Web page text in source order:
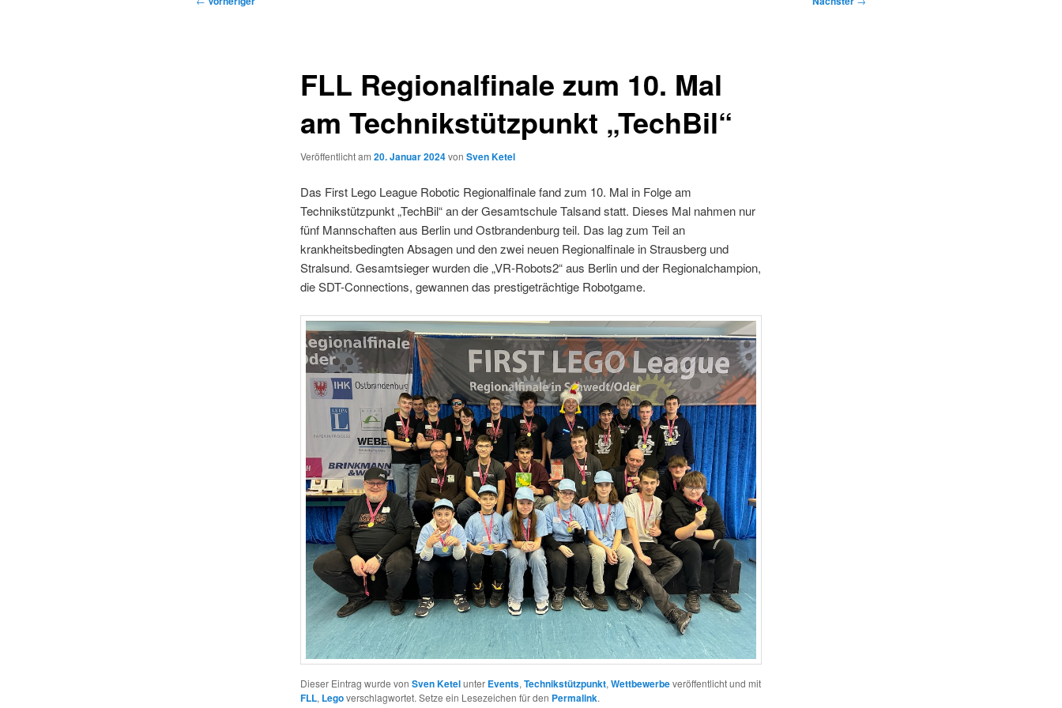
FLL Regionalfinale zum 10. Mal
am Technikstützpunkt „TechBil“
Veröffentlicht am 20. Januar 2024von Sven Ketel
Das First Lego League Robotic Regionalfinale fand zum 10. Mal in Folge am
Technikstützpunkt „TechBil“ an der Gesamtschule Talsand statt. Dieses Mal nahmen nur
fünf Mannschaften aus Berlin und Ostbrandenburg teil. Das lag zum Teil an
krankheitsbedingten Absagen und den zwei neuen Regionalfinale in Strausberg und
Stralsund. Gesamtsieger wurden die „VR-Robots2“ aus Berlin und der Regionalchampion,
die SDT-Connections, gewannen das prestigeträchtige Robotgame.
Dieser Eintrag wurde von Sven Ketelunter Events, Technikstützpunkt, Wettbewerbeveröffentlicht und mit
FLL, Legoverschlagwortet. Setze ein Lesezeichen für den Permalink.